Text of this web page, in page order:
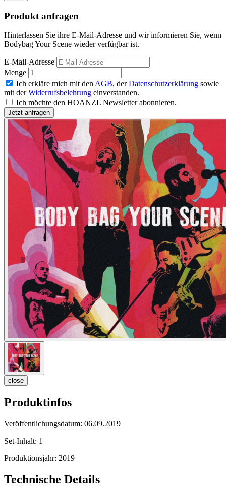
Produkt anfragen
Hinterlassen Sie ihre E-Mail-Adresse und wir informieren Sie, wenn
Bodybag Your Scene wieder verfügbar ist.
E-Mail-Adresse
Menge
Ich erkläre mich mit den AGB, derDatenschutzerklärung sowie
mit derWiderrufsbelehrung einverstanden.
Ich möchte den HOANZL Newsletter abonnieren.
close
Produktinfos
Veröffentlichungsdatum: 06.09.2019
Set-Inhalt: 1
Produktionsjahr: 2019
Technische Details